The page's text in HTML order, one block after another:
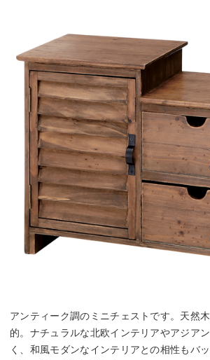
アンティーク調のミニチェストです。天然
的。ナチュラルな北欧インテリアやアジア
く、和風モダンなインテリアとの相性もバ